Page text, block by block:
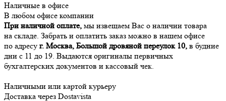
Наличные в офисе
В любом офисе компании
При наличной оплате, мы извещаем Вас о наличии товара
на складе. Забрать и оплатить заказ можно в нашем офисе
по адресу г. Москва, Большой дровяной переулок 10, в будние
дни с 11 до 19. Выдаются оригиналы первичных
бухгалтерских документов и кассовый чек.
Наличными или картой курьеру
Доставка через Dostavista